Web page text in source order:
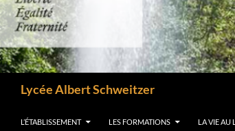
Lycée Albert Schweitzer
L’ÉTABLISSEMENT LES FORMATIONS LA VIE AU